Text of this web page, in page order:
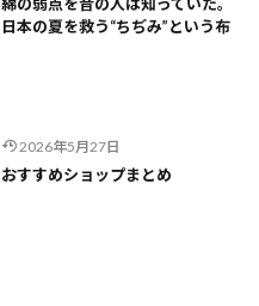
日本の夏を救う“ちぢみ”という布
2026年5月27日
おすすめショップまとめ